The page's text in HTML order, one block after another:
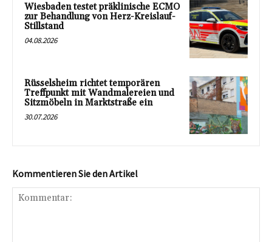
Wiesbaden testet präklinische ECMO
zur Behandlung von Herz-Kreislauf-
Stillstand
04.08.2026
Rüsselsheim richtet temporären
Treffpunkt mit Wandmalereien und
Sitzmöbeln in Marktstraße ein
30.07.2026
Kommentieren Sie den Artikel